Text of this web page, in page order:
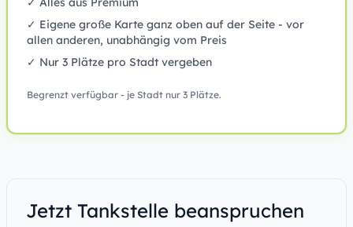
✓ Eigene große Karte ganz oben auf der Seite - vor
allen anderen, unabhängig vom Preis
✓ Nur 3 Plätze pro Stadt vergeben
Begrenzt verfügbar - je Stadt nur 3 Plätze.
Jetzt Tankstelle beanspruchen